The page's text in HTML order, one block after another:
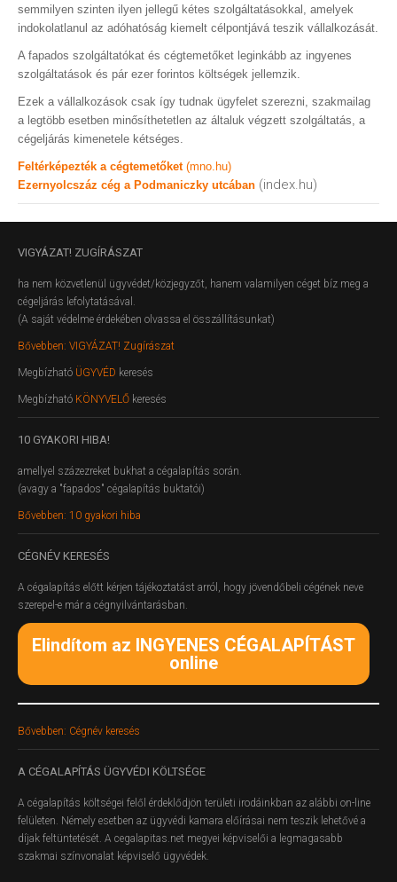
semmilyen szinten ilyen jellegű kétes szolgáltatásokkal, amelyek
indokolatlanul az adóhatóság kiemelt célpontjává teszik vállalkozását.
A fapados szolgáltatókat és cégtemetőket leginkább az ingyenes
szolgáltatások és pár ezer forintos költségek jellemzik.
Ezek a vállalkozások csak így tudnak ügyfelet szerezni, szakmailag
a legtöbb esetben minősíthetetlen az általuk végzett szolgáltatás, a
cégeljárás kimenetele kétséges.
Feltérképezték a cégtemetőket (mno.hu)
Ezernyolcszáz cég a Podmaniczky utcában (index.hu)
VIGYÁZAT! ZUGÍRÁSZAT
ha nem közvetlenül ügyvédet/közjegyzőt, hanem valamilyen céget bíz meg a
cégeljárás lefolytatásával.
(A saját védelme érdekében olvassa el összállításunkat)
Bővebben: VIGYÁZAT! Zugírászat
Megbízható ÜGYVÉD keresés
Megbízható KÖNYVELŐ keresés
10 GYAKORI HIBA!
amellyel százezreket bukhat a cégalapítás során.
(avagy a "fapados" cégalapítás buktatói)
Bővebben: 10 gyakori hiba
CÉGNÉV KERESÉS
A cégalapítás előtt kérjen tájékoztatást arról, hogy jövendőbeli cégének neve
szerepel-e már a cégnyilvántarásban.
Elindítom az INGYENES CÉGALAPÍTÁST
online
Bővebben: Cégnév keresés
A CÉGALAPÍTÁS ÜGYVÉDI KÖLTSÉGE
A cégalapítás költségei felől érdeklődjön területi irodáinkban az alábbi on-line
felületen. Némely esetben az ügyvédi kamara előírásai nem teszik lehetővé a
díjak feltüntetését. A cegalapitas.net megyei képviselői a legmagasabb
szakmai színvonalat képviselő ügyvédek.